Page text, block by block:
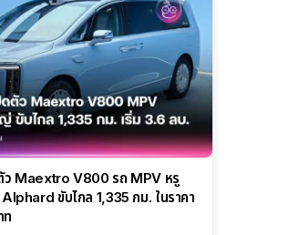
ว Maextro V800 รถ MPV หรู
ขับไกล 1,335 กม. ในราคา
ท